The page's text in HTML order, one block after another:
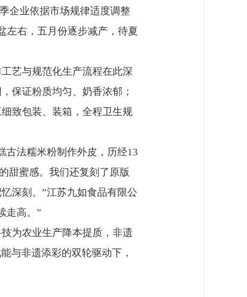
企业依据市场规律适度调整
左右，五月份逐步减产，待夏
艺与规范化生产流程在此深
保证粉质均匀、奶香浓郁；
致包装、装箱，全程卫生规
古法糯米粉制作外皮，历经13
甜蜜感。我们还复刻了原版
深刻。”江苏九如食品有限公
走高。”
为农业生产降本提质，非遗
与非遗添彩的双轮驱动下，